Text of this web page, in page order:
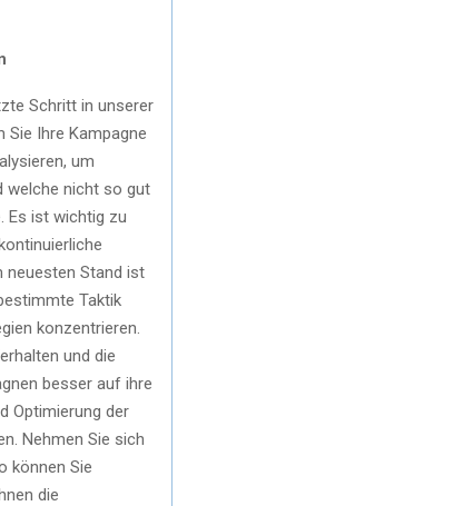
Schritt in unserer
Sie Ihre Kampagne
um
welche nicht so gut
Es ist wichtig zu
neuesten Stand ist
Taktik
konzentrieren.
und die
besser auf ihre
Optimierung der
Nehmen Sie sich
können Sie
die